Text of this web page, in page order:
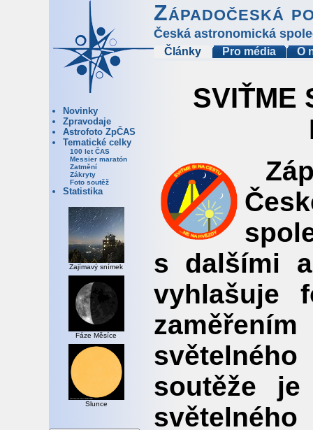
Západočeská
Česká astronomická
Články Pro média O
Novinky
Zpravodaje
Astrofoto ZpČAS
Tematické celky
100 let ČAS
Messier maratón
Zatmění
Zákryty
Foto soutěž
Statistika
Zajímavý snímek
Fáze Měsíce
Slunce
SVIŤME
s dalšími
vyhlašuje
soutěže